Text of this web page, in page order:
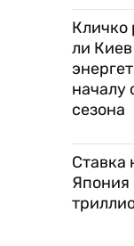
Кличко
ли
началу
сезона
Ставка
Япония